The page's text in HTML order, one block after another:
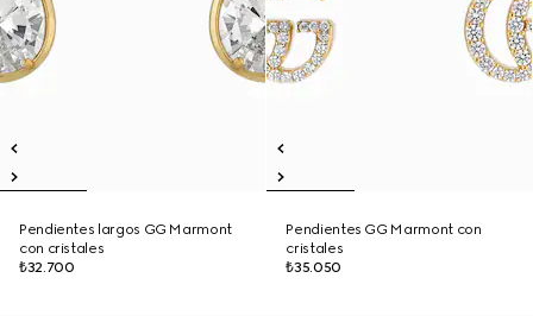
Pendientes largos GG Marmont
con cristales
₺32.700
Pendientes GG Marmont con
cristales
₺35.050